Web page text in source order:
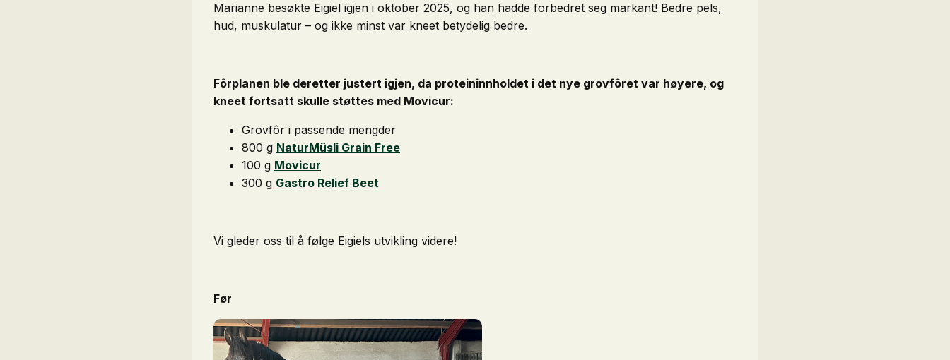
Marianne besøkte Eigiel igjen i oktober 2025, og han hadde forbedret seg markant! Bedre pels,
hud, muskulatur – og ikke minst var kneet betydelig bedre.
Fôrplanen ble deretter justert igjen, da proteininnholdet i det nye grovfôret var høyere, og
kneet fortsatt skulle støttes med Movicur:
Grovfôr i passende mengder
800 g NaturMüsli Grain Free
100 g Movicur
300 g Gastro Relief Beet
Vi gleder oss til å følge Eigiels utvikling videre!
Før